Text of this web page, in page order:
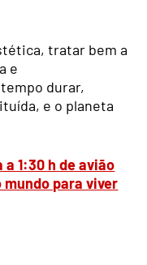
tratar bem a
e
durar,
e o planeta
1:30 h de avião
mundo para viver